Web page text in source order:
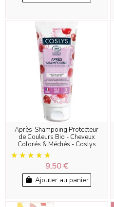
Après-Shampoing Protecteur
de Couleurs Bio - Cheveux
Colorés & Méchés - Coslys
9,50 €
Ajouter au panier